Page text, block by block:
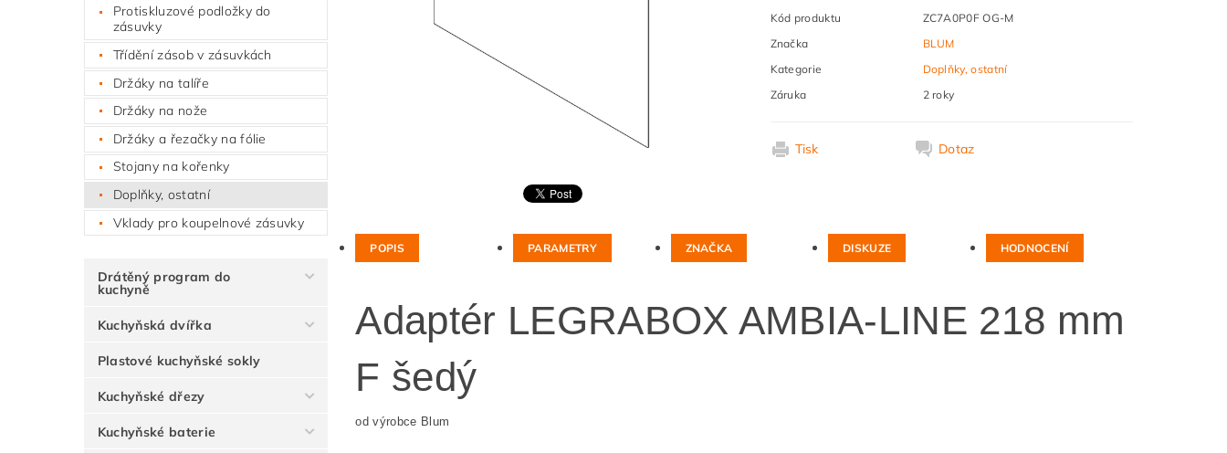
Protiskluzové podložky do
zásuvky
Třídění zásob v zásuvkách
Držáky na talíře
Držáky na nože
Držáky a řezačky na fólie
Stojany na kořenky
Doplňky, ostatní
Vklady pro koupelnové zásuvky
Drátěný program do
kuchyně
Kuchyňská dvířka
Plastové kuchyňské sokly
Kuchyňské dřezy
Kuchyňské baterie
Kód produktu
ZC7A0P0F OG-M
Značka
BLUM
Kategorie
Doplňky, ostatní
Záruka
2 roky
Tisk Dotaz
POPIS PARAMETRY ZNAČKA DISKUZE HODNOCENÍ
Adaptér LEGRABOX AMBIA-LINE 218 mm
F šedý
od výrobce Blum